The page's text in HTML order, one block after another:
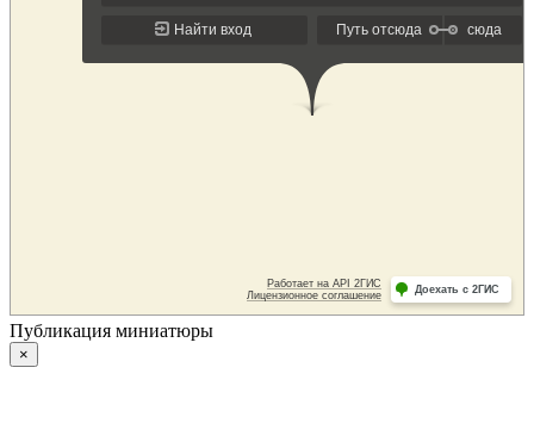
Публикация миниатюры
×